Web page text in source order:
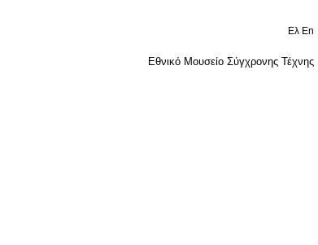
Ελ En
Εθνικό Μουσείο Σύγχρονης Τέχνης